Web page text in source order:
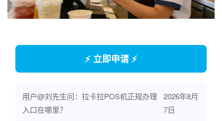
⚡ 立即申请 ⚡
用户@刘先生问：拉卡拉POS机正规办理
入口在哪里？
2026年8月
7日